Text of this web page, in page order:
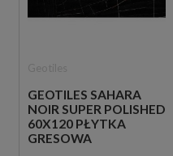
GEOTILES SAHARA
NOIR SUPER POLISHED
60X120 PŁYTKA
GRESOWA